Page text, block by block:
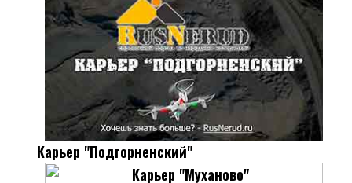
Карьер "Подгорненский"